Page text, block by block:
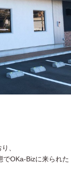
、
OKa-Bizに来られた